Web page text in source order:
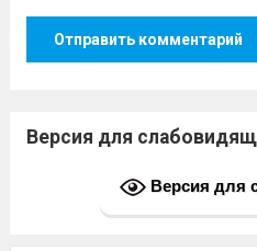
Версия для
Версия для